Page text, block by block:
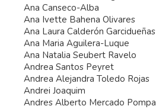
Ana Canseco-Alba
Ana Ivette Bahena Olivares
Ana Laura Calderón Garcidueñas
Ana Maria Aguilera-Luque
Ana Natalia Seubert Ravelo
Andrea Santos Peyret
Andrea Alejandra Toledo Rojas
Andrei Joaquim
Andres Alberto Mercado Pompa